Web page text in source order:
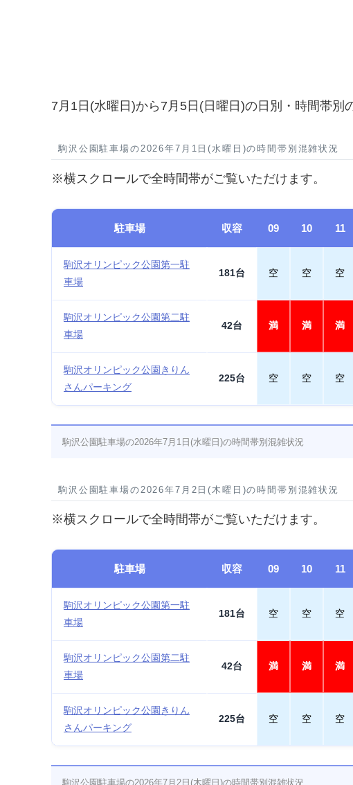
7月1日(水曜日)から7月5日(日曜日)の日別・時間帯別
駒沢公園駐車場の2026年7月1日(水曜日)の時間帯別混雑状況
※横スクロールで全時間帯がご覧いただけます。
駐車場 収容 09 10 11
駒沢オリンピック公園第一駐
車場
181台 空 空 空
駒沢オリンピック公園第二駐
車場
42台 満 満 満
駒沢オリンピック公園きりん
さんパーキング
225台 空 空 空
駒沢公園駐車場の2026年7月1日(水曜日)の時間帯別混雑状況
駒沢公園駐車場の2026年7月2日(木曜日)の時間帯別混雑状況
※横スクロールで全時間帯がご覧いただけます。
駐車場 収容 09 10 11
駒沢オリンピック公園第一駐
車場
181台 空 空 空
駒沢オリンピック公園第二駐
車場
42台 満 満 満
駒沢オリンピック公園きりん
さんパーキング
225台 空 空 空
駒沢公園駐車場の2026年7月2日(木曜日)の時間帯別混雑状況